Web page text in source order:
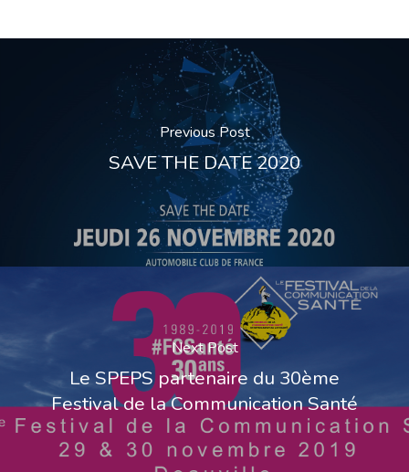
Previous Post
SAVE THE DATE 2020
Next Post
Le SPEPS partenaire du 30ème
Festival de la Communication Santé